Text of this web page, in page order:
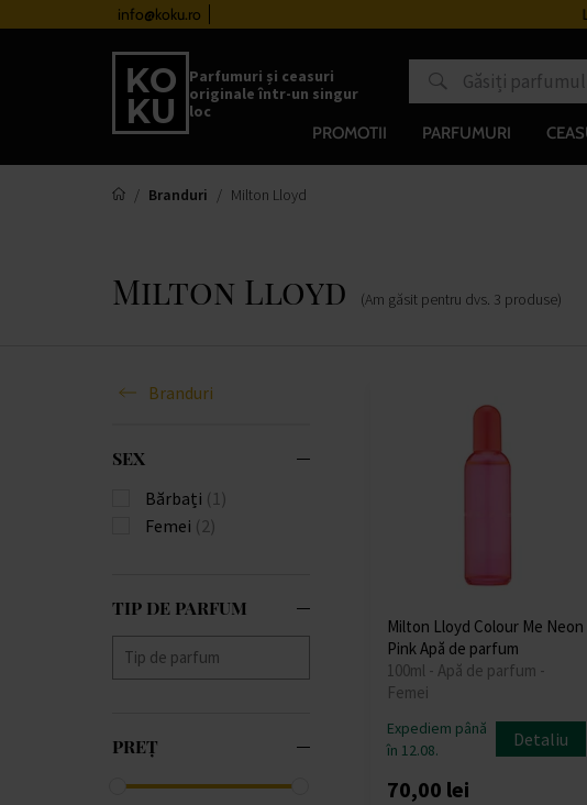
info@koku.ro
Parfumuri și ceasuri
originale într-un singur
loc
PROMOTII PARFUMURI
Branduri Milton Lloyd
Milton Lloyd (Am găsit pentru dvs. 3 produse)
Branduri
SEX
Bărbați (1)
Femei (2)
TIP DE PARFUM
PREȚ
Milton Lloyd Colour Me Neon
Pink Apă de parfum
100ml - Apă de parfum -
Femei
Expediem până
în 12.08.
Detaliu
70,00 lei